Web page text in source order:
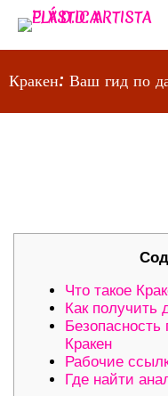
Кракен: Ваш гид по
Что такое
Как получить
Безопасность
Кракен
Рабочие
Где найти